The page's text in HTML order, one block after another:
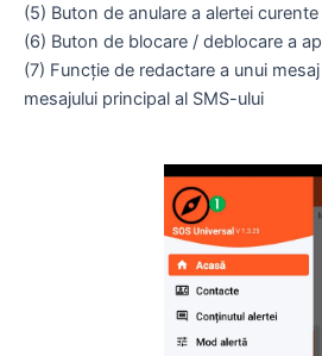
(5) Buton de anulare a alertei curente
(6) Buton de blocare / deblocare a
(7) Funcție de redactare a unui
mesajului principal al SMS-ului